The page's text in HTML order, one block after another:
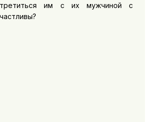
им с их мужчиной с